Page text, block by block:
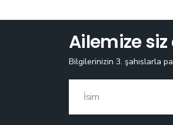
Ailemize siz
Bilgilerinizin 3. şahıslarla